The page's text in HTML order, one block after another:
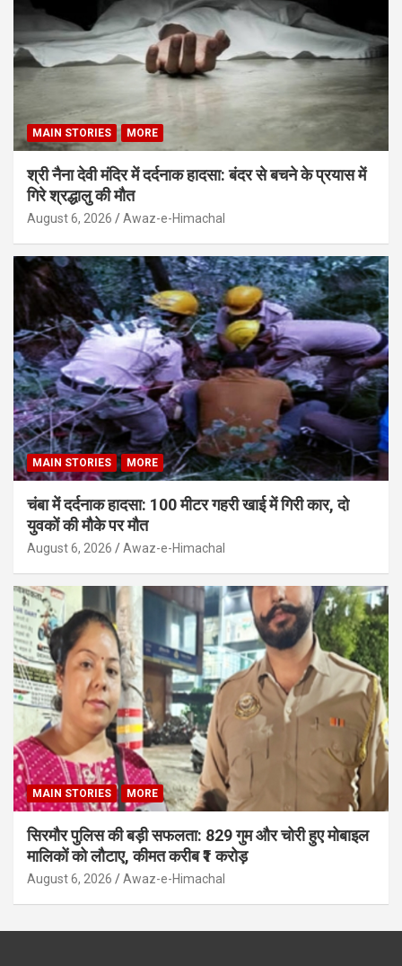
MAIN STORIES MORE
श्री नैना देवी मंदिर में दर्दनाक हादसा: बंदर से बचने के प्रयास में
गिरे श्रद्धालु की मौत
August 6, 2026 Awaz-e-Himachal
MAIN STORIES MORE
चंबा में दर्दनाक हादसा: 100 मीटर गहरी खाई में गिरी कार, दो
युवकों की मौके पर मौत
August 6, 2026 Awaz-e-Himachal
MAIN STORIES MORE
सिरमौर पुलिस की बड़ी सफलता: 829 गुम और चोरी हुए मोबाइल
मालिकों को लौटाए, कीमत करीब ₹1 करोड़
August 6, 2026 Awaz-e-Himachal